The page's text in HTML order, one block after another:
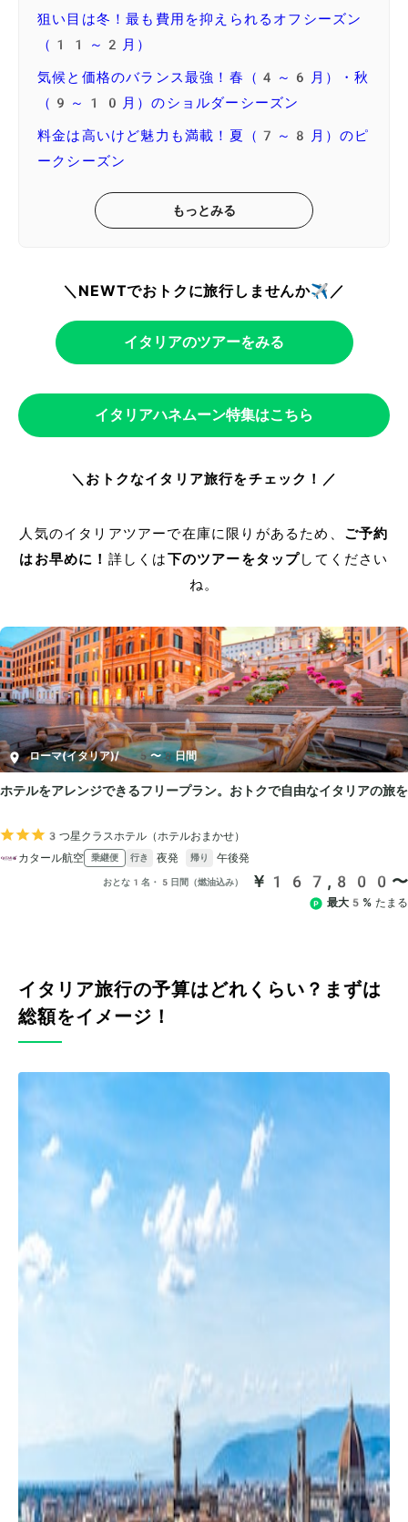
狙い目は冬！最も費用を抑えられるオフシーズン
（11～2月）
気候と価格のバランス最強！春（4～6月）・秋
（9～10月）のショルダーシーズン
料金は高いけど魅力も満載！夏（7～8月）のピ
ークシーズン
もっとみる
＼NEWTでおトクに旅行しませんか✈️／
イタリアのツアーをみる
イタリアハネムーン特集はこちら
＼おトクなイタリア旅行をチェック！／
人気のイタリアツアーで在庫に限りがあるため、 ご予約
はお早めに！ 詳しくは下のツアーをタップしてください
ね。
イタリア旅行の予算はどれくらい？まずは
総額をイメージ！